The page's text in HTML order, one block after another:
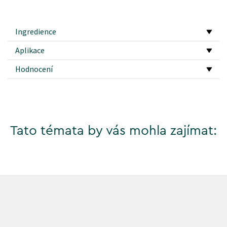
Ingredience
Aplikace
Hodnocení
Tato témata by vás mohla zajímat: